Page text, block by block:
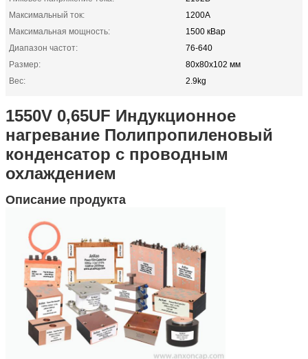
Максимальный ток:
1200A
Максимальная мощность:
1500 кВар
Диапазон частот:
76-640
Размер:
80х80х102 мм
Вес:
2.9kg
1550V 0,65UF Индукционное
нагревание Полипропиленовый
конденсатор с проводным
охлаждением
Описание продукта